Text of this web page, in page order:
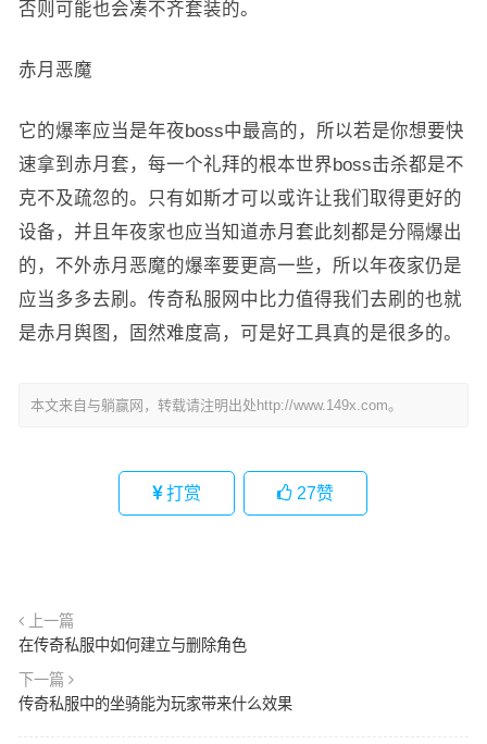
否则可能也会凑不齐套装的。
赤月恶魔
它的爆率应当是年夜boss中最高的，所以若是你想要快
速拿到赤月套，每一个礼拜的根本世界boss击杀都是不
克不及疏忽的。只有如斯才可以或许让我们取得更好的
设备，并且年夜家也应当知道赤月套此刻都是分隔爆出
的，不外赤月恶魔的爆率要更高一些，所以年夜家仍是
应当多多去刷。传奇私服网中比力值得我们去刷的也就
是赤月舆图，固然难度高，可是好工具真的是很多的。
本文来自与躺赢网，转载请注明出处http://www.149x.com。
打赏 27赞
上一篇
在传奇私服中如何建立与删除角色
下一篇
传奇私服中的坐骑能为玩家带来什么效果